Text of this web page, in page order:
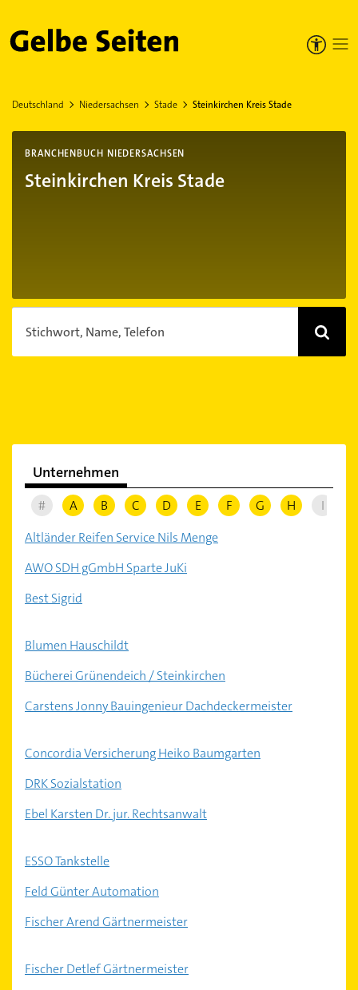
Gelbe Seiten
Deutschland Niedersachsen Stade Steinkirchen Kreis Stade
BRANCHENBUCH NIEDERSACHSEN
Steinkirchen Kreis Stade
Stichwort, Name, Telefon
Unternehmen
# A B C D E F G H I
Altländer Reifen Service Nils Menge
AWO SDH gGmbH Sparte JuKi
Best Sigrid
Blumen Hauschildt
Bücherei Grünendeich / Steinkirchen
Carstens Jonny Bauingenieur Dachdeckermeister
Concordia Versicherung Heiko Baumgarten
DRK Sozialstation
Ebel Karsten Dr. jur. Rechtsanwalt
ESSO Tankstelle
Feld Günter Automation
Fischer Arend Gärtnermeister
Fischer Detlef Gärtnermeister